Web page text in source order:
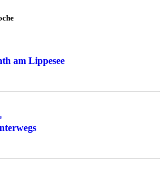
am Lippesee